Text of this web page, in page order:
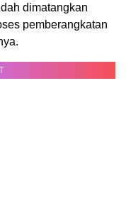
dimatangkan
pemberangkatan